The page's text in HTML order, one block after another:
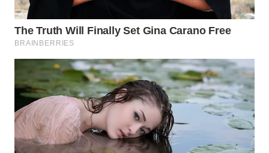
WN
SOLO
WN
BOROBUDUR
WN
MADURA